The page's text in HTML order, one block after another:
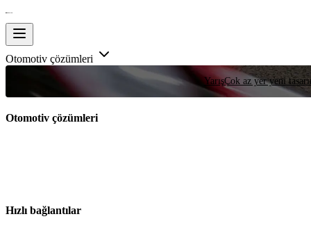
Otomotiv çözümleri
YarışÇok az yer yeni
Otomotiv çözümleri
Hızlı bağlantılar